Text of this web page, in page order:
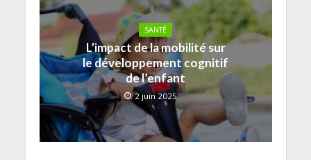
SANTÉ
L’impact de la mobilité sur
le développement cognitif
de l’enfant
2 juin 2025